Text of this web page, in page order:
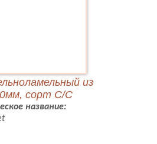
из
сорт С/С
название: